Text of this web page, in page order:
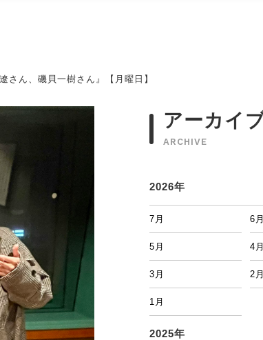
ん、磯貝一樹さん』【月曜日】
アーカイ
ARCHIVE
2026年
7月 6月
5月 4月
3月 2月
1月
2025年